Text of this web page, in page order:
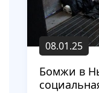
08.01.25
Бомжи в